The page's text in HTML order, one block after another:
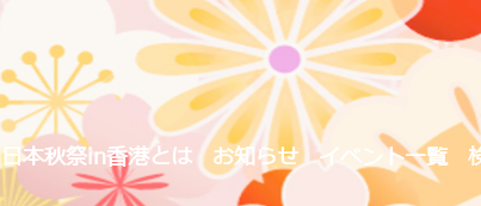
日本秋祭in香港とは お知らせ イベント一覧